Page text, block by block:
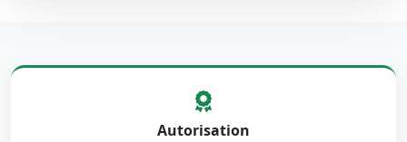
Autorisation